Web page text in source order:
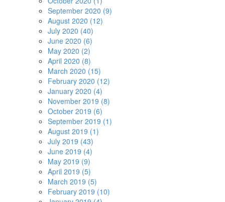
September 2020 (9)
August 2020 (12)
July 2020 (40)
June 2020 (6)
May 2020 (2)
April 2020 (8)
March 2020 (15)
February 2020 (12)
January 2020 (4)
November 2019 (8)
October 2019 (6)
September 2019 (1)
August 2019 (1)
July 2019 (43)
June 2019 (4)
May 2019 (9)
April 2019 (5)
March 2019 (5)
February 2019 (10)